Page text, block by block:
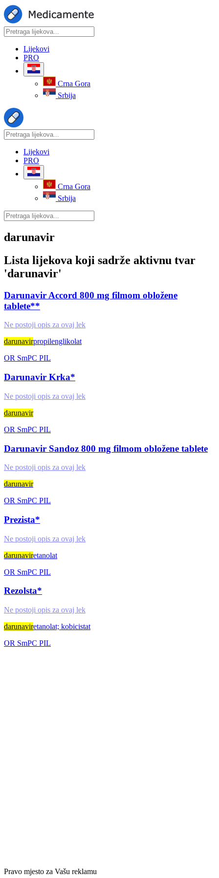
Lijekovi
PRO
Crna Gora
Srbija
Lijekovi
PRO
Crna Gora
Srbija
darunavir
Lista lijekova koji sadrže aktivnu tvar
'darunavir'
Darunavir Accord 800 mg filmom obložene
tablete**
Ne postoji opis za ovaj lek
darunavirpropilenglikolat
OR SmPC PIL
Darunavir Krka*
Ne postoji opis za ovaj lek
darunavir
OR SmPC PIL
Darunavir Sandoz 800 mg filmom obložene tablete
Ne postoji opis za ovaj lek
darunavir
OR SmPC PIL
Prezista*
Ne postoji opis za ovaj lek
darunaviretanolat
OR SmPC PIL
Rezolsta*
Ne postoji opis za ovaj lek
darunaviretanolat; kobicistat
OR SmPC PIL
Pravo mjesto za Vašu reklamu